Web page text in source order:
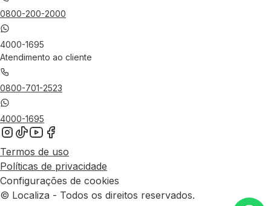
0800-200-2000
4000-1695
Atendimento ao cliente
0800-701-2523
4000-1695
Termos de uso
Políticas de privacidade
Configurações de cookies
© Localiza - Todos os direitos reservados.